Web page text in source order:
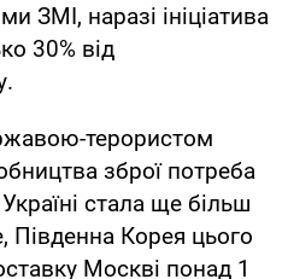
ЗМІ, наразі ініціатива
30% від
терористом
зброї потреба
стала ще більш
Південна Корея цього
Москві понад 1